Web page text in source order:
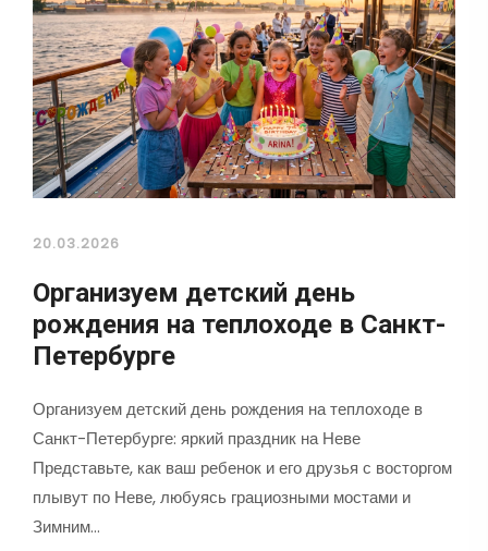
20.03.2026
Организуем детский день
рождения на теплоходе в Санкт-
Петербурге
Организуем детский день рождения на теплоходе в
Санкт-Петербурге: яркий праздник на Неве
Представьте, как ваш ребенок и его друзья с восторгом
плывут по Неве, любуясь грациозными мостами и
Зимним…